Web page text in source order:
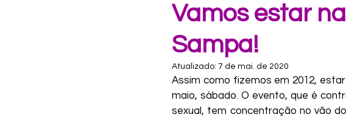
Negritude
Kael Avila Dani Vas Daniela
Vamos estar
Sampa!
Atualizado: 7 de mai. de 2020
Assim como fizemos em 2012,
maio, sábado. O evento, que é
sexual, tem concentração no vão